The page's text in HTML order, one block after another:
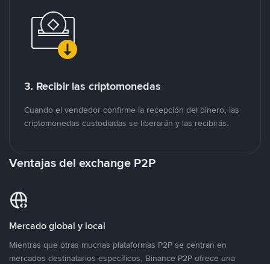
3. Recibir las criptomonedas
Cuando el vendedor confirme la recepción del dinero, las
criptomonedas custodiadas se liberarán y las recibirás.
Ventajas del exchange P2P
Mercado global y local
Mientras que otras muchas plataformas P2P se centran en
mercados destinatarios específicos, Binance P2P ofrece una